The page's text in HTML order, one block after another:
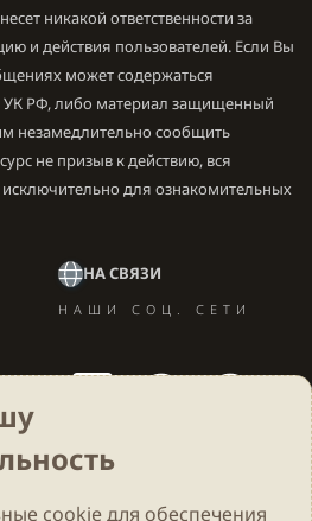
никакой ответственности за
и действия пользователей. Если Вы
может содержаться
РФ, либо материал защищенный
незамедлительно сообщить
не призыв к действию, вся
для ознакомительных
НА СВЯЗИ
НАШИ СОЦ. СЕТИ
cookieдля обеспечения